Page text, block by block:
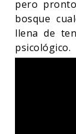
pero
bosque
llena de
psicológico.